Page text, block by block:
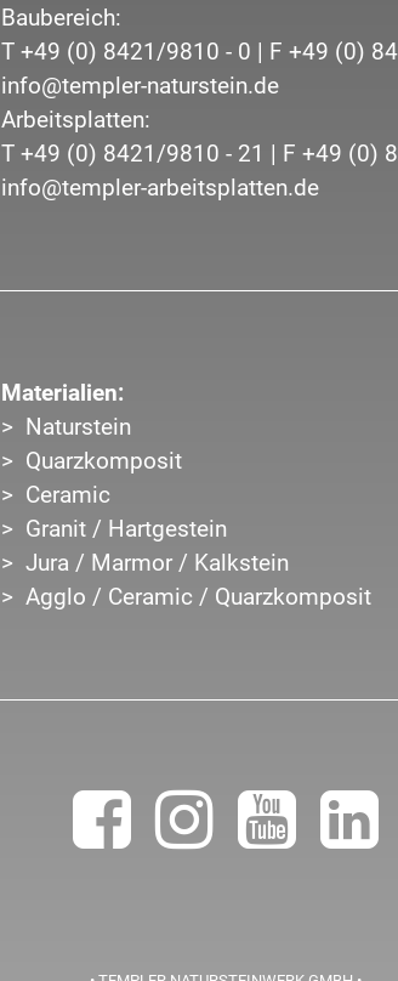
Baubereich:
T +49 (0) 8421/9810 - 0 | F +49 (0)
info@templer-naturstein.de
Arbeitsplatten:
T +49 (0) 8421/9810 - 21 | F +49 (0)
info@templer-arbeitsplatten.de
Materialien:
Naturstein
Quarzkomposit
Ceramic
Granit / Hartgestein
Jura / Marmor / Kalkstein
Agglo / Ceramic / Quarzkomposit